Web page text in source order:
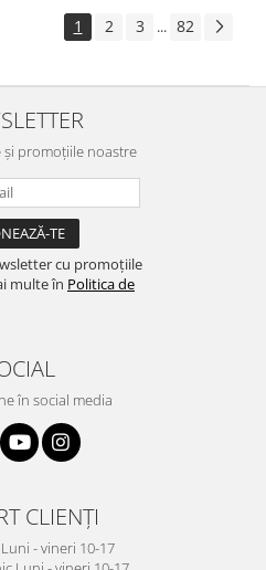
1 2 3 ... 82
și promoțiile noastre
cu promoțiile
multe în Politica de
în social media
CLIENȚI
- vineri 10-17